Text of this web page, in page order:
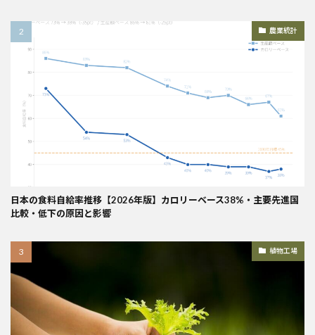
農業統計
日本の食料自給率推移【2026年版】カロリーベース38%・主要先進国
比較・低下の原因と影響
植物工場